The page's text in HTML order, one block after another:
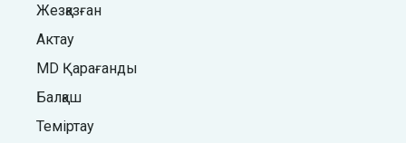
Жезқазған
Актау
MD Қарағанды
Балқаш
Теміртау